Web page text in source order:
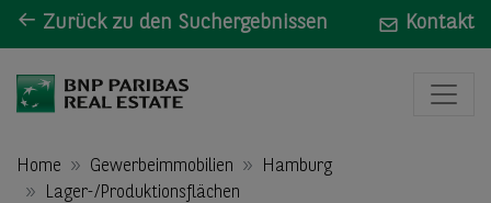
Zurück zu den Suchergebnissen Kontakt
Home Gewerbeimmobilien
Hamburg
Lager-/Produktionsflächen